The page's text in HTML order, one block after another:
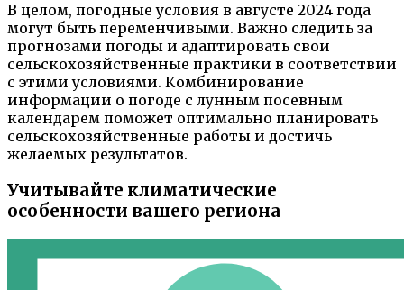
В целом, погодные условия в августе 2024 года
могут быть переменчивыми. Важно следить за
прогнозами погоды и адаптировать свои
сельскохозяйственные практики в соответствии
с этими условиями. Комбинирование
информации о погоде с лунным посевным
календарем поможет оптимально планировать
сельскохозяйственные работы и достичь
желаемых результатов.
Учитывайте климатические
особенности вашего региона